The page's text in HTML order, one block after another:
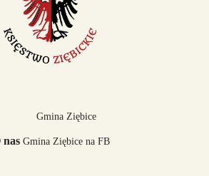
nas
Gmina Ziębice
Gmina Ziębice na FB